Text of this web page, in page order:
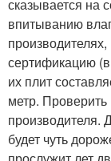
сказывается на
впитыванию
сертификацию (в
их плит
метр.
производителя.
будет чуть